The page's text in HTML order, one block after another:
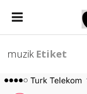
muzik Etiket